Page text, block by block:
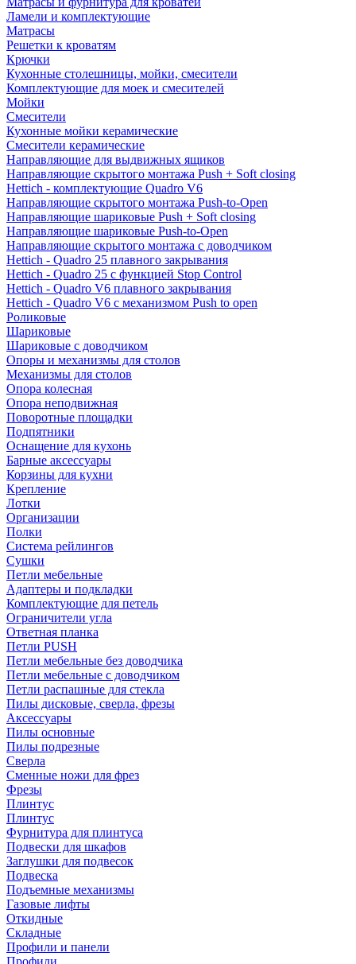
Ламели и комплектующие
Матрасы
Решетки к кроватям
Крючки
Кухонные столешницы, мойки, смесители
Комплектующие для моек и смесителей
Мойки
Смесители
Кухонные мойки керамические
Смесители керамические
Направляющие для выдвижных ящиков
Направляющие скрытого монтажа Push + Soft closing
Hettich - комплектующие Quadro V6
Направляющие скрытого монтажа Push-to-Open
Направляющие шариковые Push + Soft closing
Направляющие шариковые Push-to-Open
Направляющие скрытого монтажа с доводчиком
Hettich - Quadro 25 плавного закрывания
Hettich - Quadro 25 с функцией Stop Control
Hettich - Quadro V6 плавного закрывания
Hettich - Quadro V6 с механизмом Push to open
Роликовые
Шариковые
Шариковые с доводчиком
Опоры и механизмы для столов
Механизмы для столов
Опора колесная
Опора неподвижная
Поворотные площадки
Подпятники
Оснащение для кухонь
Барные аксессуары
Корзины для кухни
Крепление
Лотки
Организации
Полки
Система рейлингов
Сушки
Петли мебельные
Адаптеры и подкладки
Комплектующие для петель
Ограничители угла
Ответная планка
Петли PUSH
Петли мебельные без доводчика
Петли мебельные с доводчиком
Петли распашные для стекла
Пилы дисковые, сверла, фрезы
Аксессуары
Пилы основные
Пилы подрезные
Сверла
Сменные ножи для фрез
Фрезы
Плинтус
Плинтус
Фурнитура для плинтуса
Подвески для шкафов
Заглушки для подвесок
Подвеска
Подъемные механизмы
Газовые лифты
Откидные
Складные
Профили и панели
Профили